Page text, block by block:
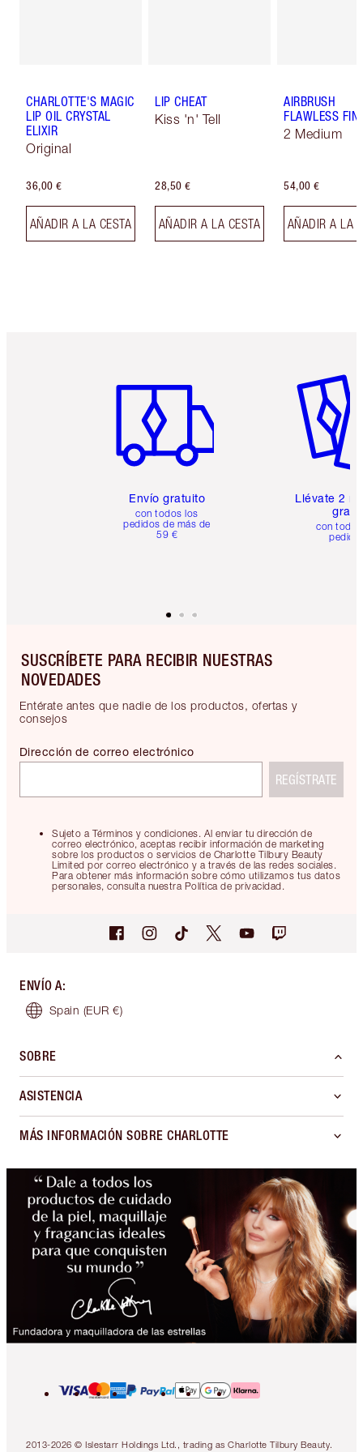
CHARLOTTE'S MAGIC
LIP OIL CRYSTAL
ELIXIR
Original
36,00 €
AÑADIR A LA CESTA
LIP CHEAT
Kiss 'n' Tell
28,50 €
AÑADIR A LA CESTA
AIRBRUSH
FLAWLESS
2 Medium
54,00 €
AÑADIR A LA
Envío gratuito
con todos los
pedidos de más de
59 €
Llévate 2
gratis
con
SUSCRÍBETE PARA RECIBIR NUESTRAS
NOVEDADES
Entérate antes que nadie de los productos, ofertas y
consejos
Sujeto a Términos y condiciones. Al enviar tu dirección de
correo electrónico, aceptas recibir información de marketing
sobre los productos o servicios de Charlotte Tilbury Beauty
Limited por correo electrónico y a través de las redes sociales.
Para obtener más información sobre cómo utilizamos tus datos
personales, consulta nuestra Política de privacidad.
Dirección de correo electrónico
REGÍSTRATE
ENVÍO A:
Spain (EUR €)
SOBRE
ASISTENCIA
MÁS INFORMACIÓN SOBRE CHARLOTTE
2013-2026 © Islestarr Holdings Ltd., trading as Charlotte Tilbury Beauty.